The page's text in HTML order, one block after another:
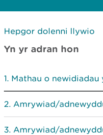
Hepgor dolenni llywio
Yn yr adran hon
Mathau o newidiadau
Amrywiad/
Amrywiad/